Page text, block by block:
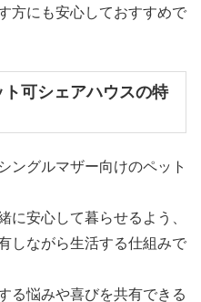
方にも安心しておすすめで
可シェアハウスの特
ングルマザー向けのペット
に安心して暮らせるよう、
しながら生活する仕組みで
る悩みや喜びを共有できる